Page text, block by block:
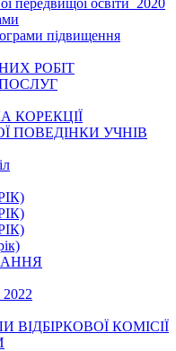
передвищої освіти_2020
підвищення
РОБІТ
ПОСЛУГ
КОРЕКЦІЇ
ПОВЕДІНКИ УЧНІВ
2022
ВІДБІРКОВОЇ КОМІСІЇ